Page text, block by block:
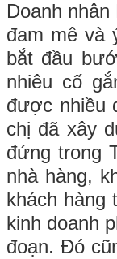
Doanh
đam mê và
bắt đầu
nhiêu cố
được nhiều
chị đã xây
đứng trong
nhà hàng,
khách hàng
kinh doanh
đoạn. Đó